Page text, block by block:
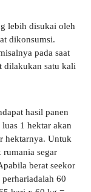
lebih disukai oleh
dikonsumsi.
pada saat
dilakukan satu kali
hasil panen
1 hektar akan
hektarnya. Untuk
rumania segar
berat seekor
60